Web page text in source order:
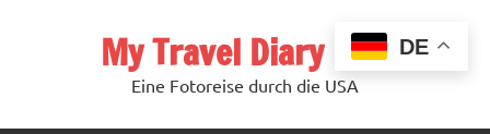
My Travel Diary USA
Eine Fotoreise durch die USA
DE